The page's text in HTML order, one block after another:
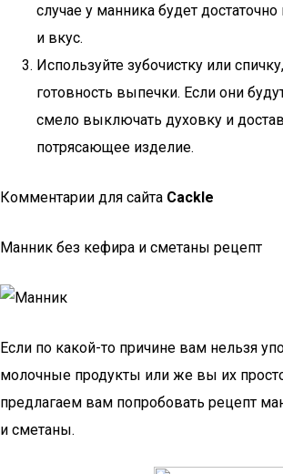
случае у манника будет
и вкус.
Используйте зубочистку или
готовность выпечки. Если они
смело выключать духовку и
потрясающее изделие.
Комментарии для сайта Cackle
Манник без кефира и сметаны рецепт
Если по какой-то причине вам нельзя
молочные продукты или же вы их
предлагаем вам попробовать рецепт
и сметаны.